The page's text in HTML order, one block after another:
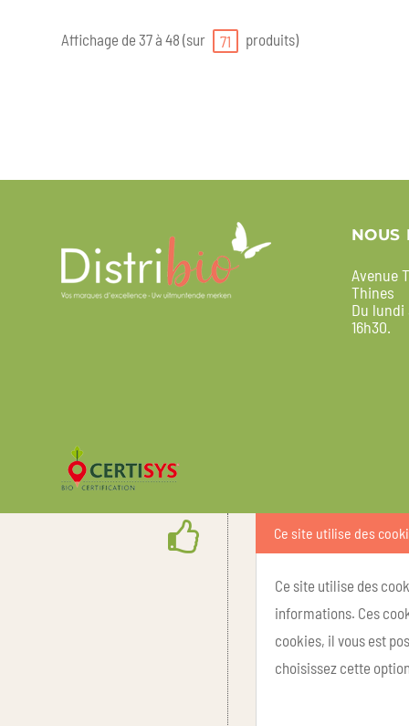
Affichage de 37 à 48 (sur 71 produits)
NOUS
Avenue
Thines
Du lundi
16h30.
Ce site utilise des
Ce site utilise des
informations. Ces
cookies, il vous est
choisissez cette